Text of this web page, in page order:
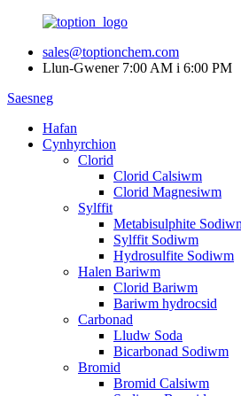
sales@toptionchem.com
Llun-Gwener 7:00 AM i 6:00 PM
Saesneg
Hafan
Cynhyrchion
Clorid
Clorid Calsiwm
Clorid Magnesiwm
Sylffit
Metabisulphite
Sylffit Sodiwm
Hydrosulfite Sodiwm
Halen Bariwm
Clorid Bariwm
Bariwm hydrocsid
Carbonad
Lludw Soda
Bicarbonad Sodiwm
Bromid
Bromid Calsiwm